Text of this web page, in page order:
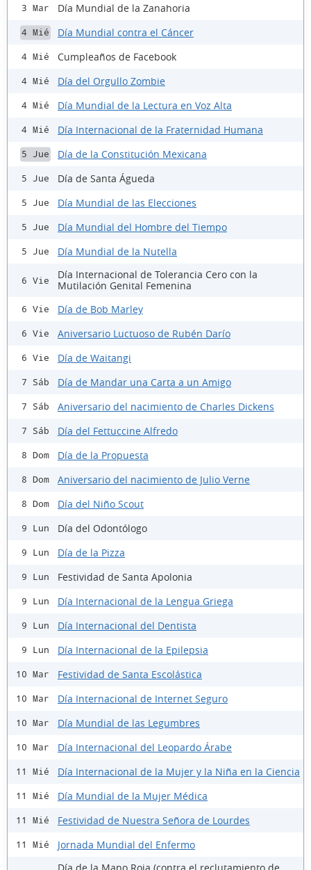
3 Mar Día Mundial de la Zanahoria
4 Mié Día Mundial contra el Cáncer
4 Mié Cumpleaños de Facebook
4 Mié Día del Orgullo Zombie
4 Mié Día Mundial de la Lectura en Voz Alta
4 Mié Día Internacional de la Fraternidad Humana
5 Jue Día de la Constitución Mexicana
5 Jue Día de Santa Águeda
5 Jue Día Mundial de las Elecciones
5 Jue Día Mundial del Hombre del Tiempo
5 Jue Día Mundial de la Nutella
6 Vie
Día Internacional de Tolerancia Cero con la
Mutilación Genital Femenina
6 Vie Día de Bob Marley
6 Vie Aniversario Luctuoso de Rubén Darío
6 Vie Día de Waitangi
7 Sáb Día de Mandar una Carta a un Amigo
7 Sáb Aniversario del nacimiento de Charles Dickens
7 Sáb Día del Fettuccine Alfredo
8 Dom Día de la Propuesta
8 Dom Aniversario del nacimiento de Julio Verne
8 Dom Día del Niño Scout
9 Lun Día del Odontólogo
9 Lun Día de la Pizza
9 Lun Festividad de Santa Apolonia
9 Lun Día Internacional de la Lengua Griega
9 Lun Día Internacional del Dentista
9 Lun Día Internacional de la Epilepsia
10 Mar Festividad de Santa Escolástica
10 Mar Día Internacional de Internet Seguro
10 Mar Día Mundial de las Legumbres
10 Mar Día Internacional del Leopardo Árabe
11 Mié Día Internacional de la Mujer y la Niña en la Ciencia
11 Mié Día Mundial de la Mujer Médica
11 Mié Festividad de Nuestra Señora de Lourdes
11 Mié Jornada Mundial del Enfermo